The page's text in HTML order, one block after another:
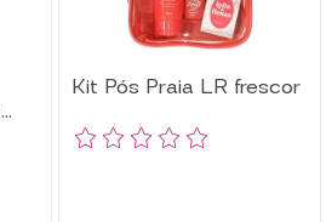
Kit Pós Praia LR frescor